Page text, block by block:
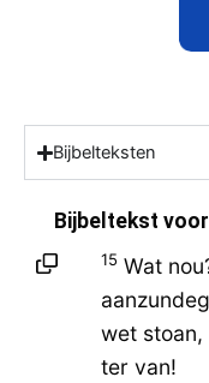
Bijbelteksten
Bijbeltekst voor
15 Wat
wet stoan,
ter van!